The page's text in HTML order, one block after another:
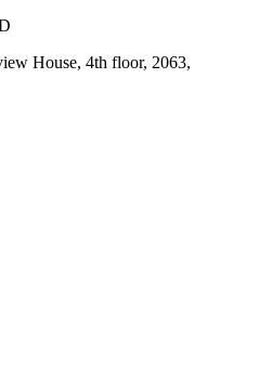
House, 4th floor, 2063,